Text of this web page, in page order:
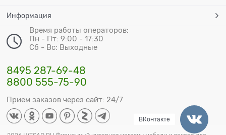
Информация
Время работы операторов:
Пн - Пт: 9:00 - 17:30
Сб - Вс: Выходные
8495 287-69-48
8800 555-75-90
Прием заказов через сайт: 24/7
ВКонтакте